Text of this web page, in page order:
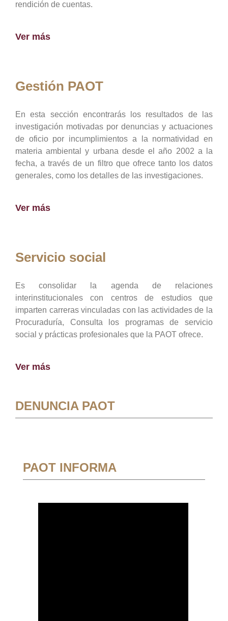
rendición de cuentas.
Ver más
Gestión PAOT
En esta sección encontrarás los resultados de las
investigación motivadas por denuncias y actuaciones
de oficio por incumplimientos a la normatividad en
materia ambiental y urbana desde el año 2002 a la
fecha, a través de un filtro que ofrece tanto los datos
generales, como los detalles de las investigaciones.
Ver más
Servicio social
Es consolidar la agenda de relaciones
interinstitucionales con centros de estudios que
imparten carreras vinculadas con las actividades de la
Procuraduría, Consulta los programas de servicio
social y prácticas profesionales que la PAOT ofrece.
Ver más
DENUNCIA PAOT
PAOT INFORMA